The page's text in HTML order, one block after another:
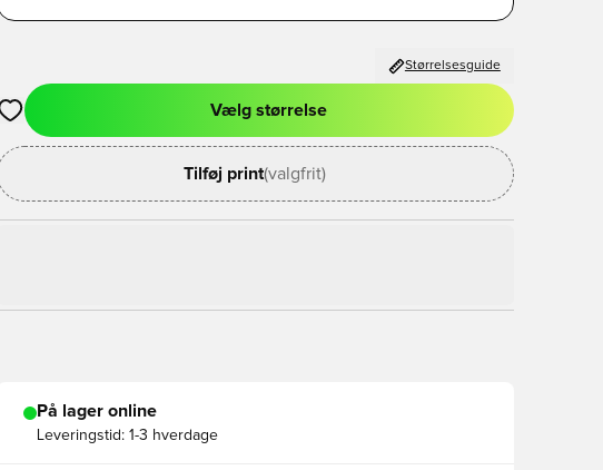
Størrelsesguide
Åbner en Modal til at logge ind eller tilmelde dig som medlem
Vælg størrelse
Tilføj print(valgfrit)
På lager online
Leveringstid: 1-3 hverdage